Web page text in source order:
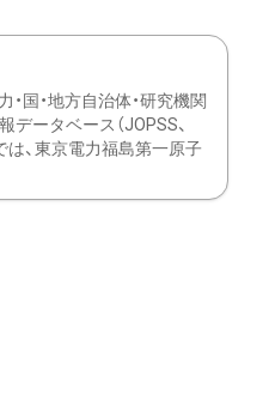
国・地方自治体・研究機関
ータベース（JOPSS、
は、東京電力福島第一原子